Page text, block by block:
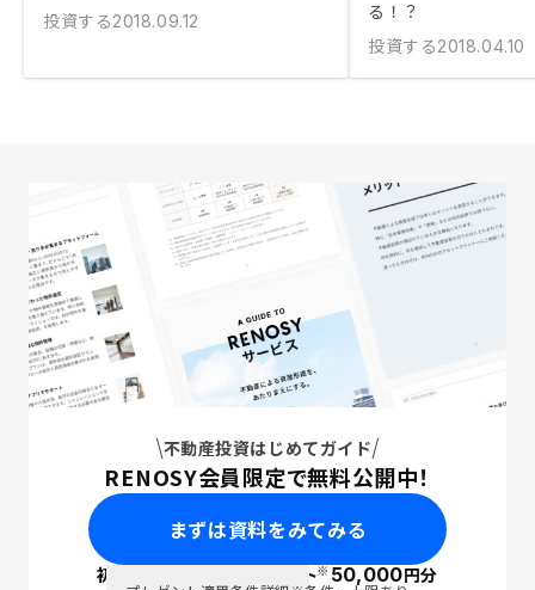
投資する2018.09.12
る！？
投資する2018.04.10
不動産投資はじめてガイド
RENOSY会員限定で無料公開中！
まずは資料をみてみる
初回面談で ポイント※50,000円分